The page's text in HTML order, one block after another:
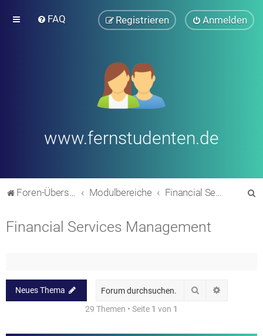
FAQ Anmelden
Registrieren
www.fernstudenten.de
Foren-Übersicht Modulbereiche Financial Services Management
Financial Services Management
Neues Thema Suche
29 Themen • Seite 1 von 1